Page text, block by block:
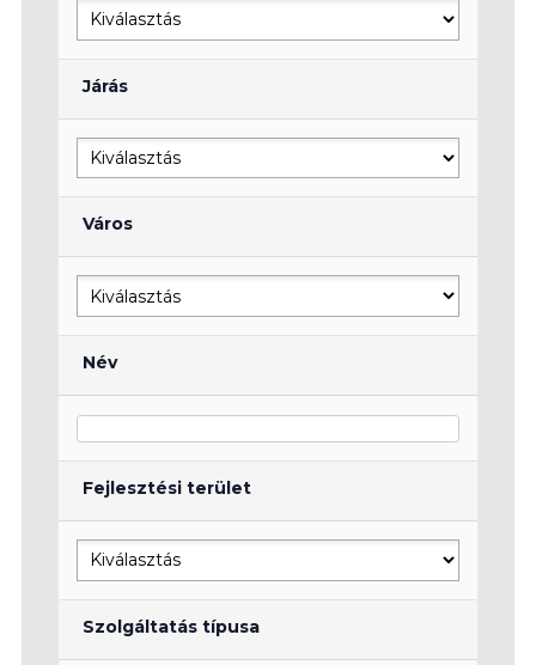
Járás
Város
Név
Fejlesztési terület
Szolgáltatás típusa